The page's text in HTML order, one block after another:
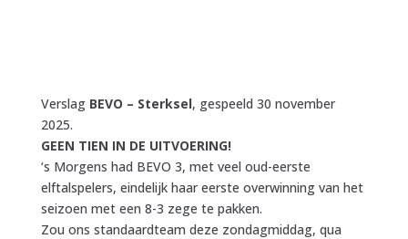
Verslag BEVO – Sterksel, gespeeld 30 november
2025.
GEEN TIEN IN DE UITVOERING!
‘s Morgens had BEVO 3, met veel oud-eerste
elftalspelers, eindelijk haar eerste overwinning van het
seizoen met een 8-3 zege te pakken.
Zou ons standaardteam deze zondagmiddag, qua